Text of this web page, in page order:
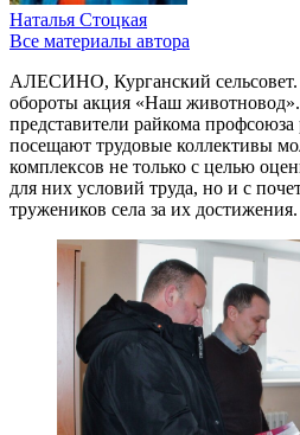
Наталья Стоцкая
Все материалы автора
АЛЕСИНО, Курганский сельсовет.
обороты акция «Наш
представители райкома
посещают трудовые коллективы
комплексов не только с целью
для них условий труда, но и с
тружеников села за их достижения.